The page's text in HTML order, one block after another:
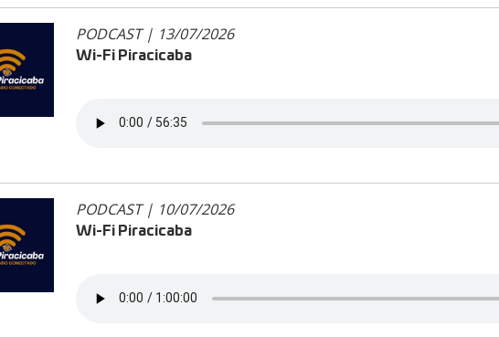
PODCAST | 13/07/2026
Wi-Fi Piracicaba
PODCAST | 10/07/2026
Wi-Fi Piracicaba